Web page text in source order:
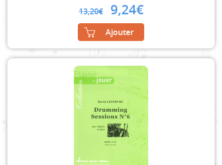
13,20€ Original
price
was:
13,20€.
9,24€Current
price
9,24€.
Ajouter